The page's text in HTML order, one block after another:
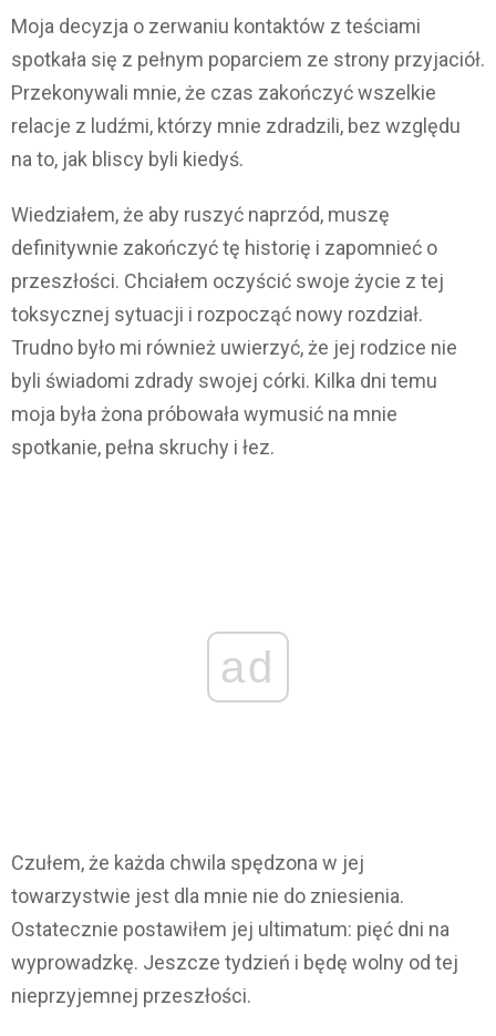
Moja decyzja o zerwaniu kontaktów z teściami
spotkała się z pełnym poparciem ze strony przyjaciół.
Przekonywali mnie, że czas zakończyć wszelkie
relacje z ludźmi, którzy mnie zdradzili, bez względu
na to, jak bliscy byli kiedyś.
Wiedziałem, że aby ruszyć naprzód, muszę
definitywnie zakończyć tę historię i zapomnieć o
przeszłości. Chciałem oczyścić swoje życie z tej
toksycznej sytuacji i rozpocząć nowy rozdział.
Trudno było mi również uwierzyć, że jej rodzice nie
byli świadomi zdrady swojej córki. Kilka dni temu
moja była żona próbowała wymusić na mnie
spotkanie, pełna skruchy i łez.
ad
Czułem, że każda chwila spędzona w jej
towarzystwie jest dla mnie nie do zniesienia.
Ostatecznie postawiłem jej ultimatum: pięć dni na
wyprowadzkę. Jeszcze tydzień i będę wolny od tej
nieprzyjemnej przeszłości.